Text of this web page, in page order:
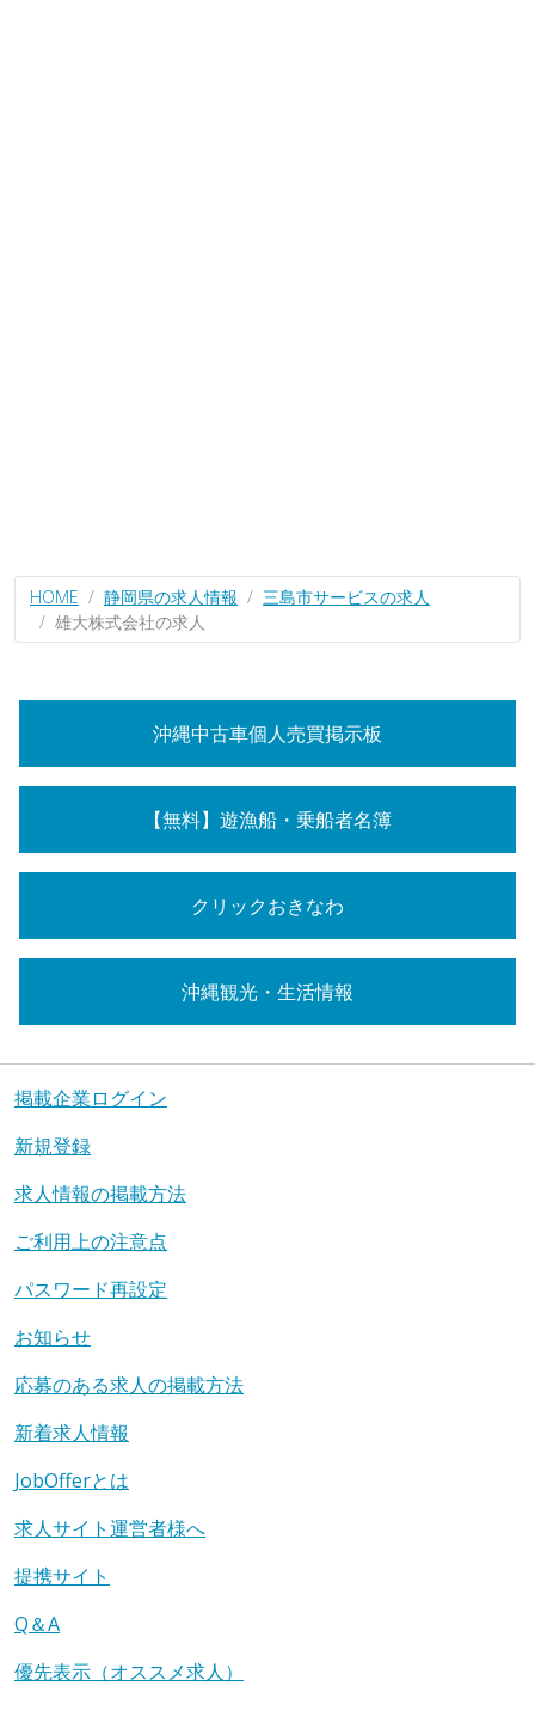
HOME 静岡県の求人情報
三島市サービスの求人
雄大株式会社の求人
沖縄中古車個人売買掲示板
【無料】遊漁船・乗船者名簿
クリックおきなわ
沖縄観光・生活情報
掲載企業ログイン
新規登録
求人情報の掲載方法
ご利用上の注意点
パスワード再設定
お知らせ
応募のある求人の掲載方法
新着求人情報
JobOfferとは
求人サイト運営者様へ
提携サイト
Q＆A
優先表示（オススメ求人）